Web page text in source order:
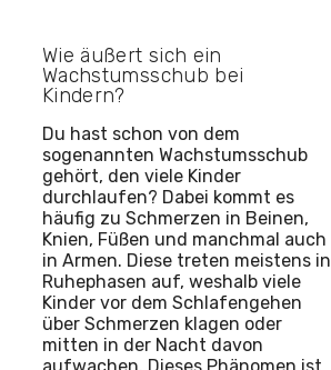
Wie äußert sich ein
Wachstumsschub bei
Kindern?
Du hast schon von dem
sogenannten Wachstumsschub
gehört, den viele Kinder
durchlaufen? Dabei kommt es
häufig zu Schmerzen in Beinen,
Knien, Füßen und manchmal auch
in Armen. Diese treten meistens in
Ruhephasen auf, weshalb viele
Kinder vor dem Schlafengehen
über Schmerzen klagen oder
mitten in der Nacht davon
aufwachen. Dieses Phänomen ist